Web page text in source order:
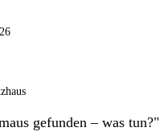
gefunden – was tun?"